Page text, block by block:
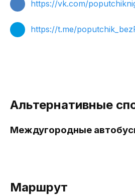
https://vk.com/
https://t.me/
Альтернативные
Междугородные
Маршрут